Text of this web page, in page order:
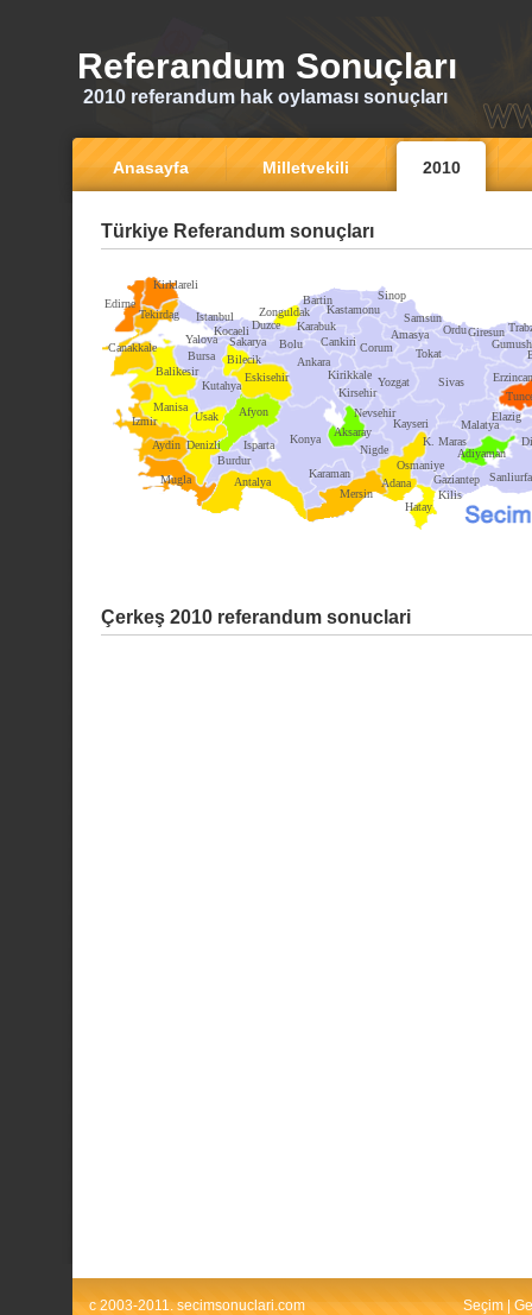
Referandum Sonuçları
2010 referandum hak oylaması sonuçları
Anasayfa Milletvekili 2010
Türkiye Referandum sonuçları
Ankara
Kirklareli
Edirne
Tekirdag
Canakkale
Balikesir
Bursa
Istanbul
Kocaeli
Sakarya
Zonguldak
Bolu
Bilecik
Eskisehir
Kutahya
Manisa
Izmir
Aydin
Mugla
Denizli
Burdur
Usak Afyon
Isparta
Antalya
Konya
Mersin
Kirsehir
Cankiri
Kastamonu
Sinop
Corum
Yozgat
Nevsehir
Nigde
Adana
Hatay
K. Maras
Kayseri
Sivas
Tokat
Amasya
Samsun
OrduGiresun
Erzincan
Malatya
Gaziantep Sanliurfa
Adiyaman
Elazig
Kirikkale
Karaman
Aksaray
Kilis
Duzce Karabuk
Bartin
Osmaniye
Yalova
Çerkeş 2010 referandum sonuclari
c 2003-2011. secimsonuclari.com Seçim